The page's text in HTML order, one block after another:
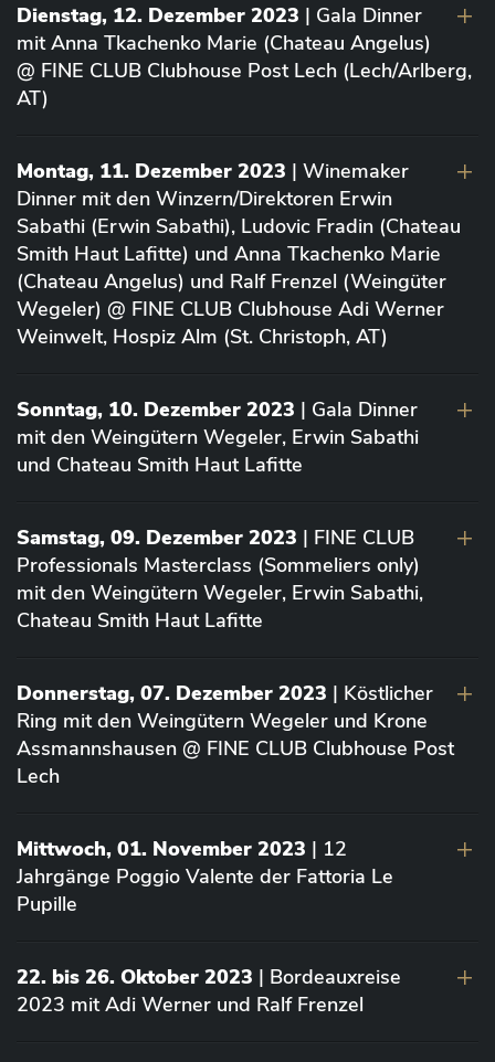
Dienstag, 12. Dezember 2023 | Gala Dinner
mit Anna Tkachenko Marie (Chateau Angelus)
@ FINE CLUB Clubhouse Post Lech (Lech/Arlberg,
AT)
Montag, 11. Dezember 2023 | Winemaker
Dinner mit den Winzern/Direktoren Erwin
Sabathi (Erwin Sabathi), Ludovic Fradin (Chateau
Smith Haut Lafitte) und Anna Tkachenko Marie
(Chateau Angelus) und Ralf Frenzel (Weingüter
Wegeler) @ FINE CLUB Clubhouse Adi Werner
Weinwelt, Hospiz Alm (St. Christoph, AT)
Sonntag, 10. Dezember 2023 | Gala Dinner
mit den Weingütern Wegeler, Erwin Sabathi
und Chateau Smith Haut Lafitte
Samstag, 09. Dezember 2023 | FINE CLUB
Professionals Masterclass (Sommeliers only)
mit den Weingütern Wegeler, Erwin Sabathi,
Chateau Smith Haut Lafitte
Donnerstag, 07. Dezember 2023 | Köstlicher
Ring mit den Weingütern Wegeler und Krone
Assmannshausen @ FINE CLUB Clubhouse Post
Lech
Mittwoch, 01. November 2023 | 12
Jahrgänge Poggio Valente der Fattoria Le
Pupille
22. bis 26. Oktober 2023 | Bordeauxreise
2023 mit Adi Werner und Ralf Frenzel